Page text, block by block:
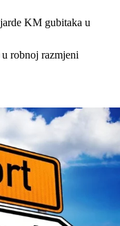
KM gubitaka u
robnoj razmjeni